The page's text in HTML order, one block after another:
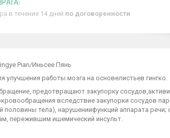
в течение 14 дней по договоренности
Pian/Иньсее Пянь
улучшения работы мозга на основелистьев гингко.
предотвращают закупорку
вследствие закупорки сосудов
тела), нарушениифункций аппарата речи;
пережившим ишемический инсульт.